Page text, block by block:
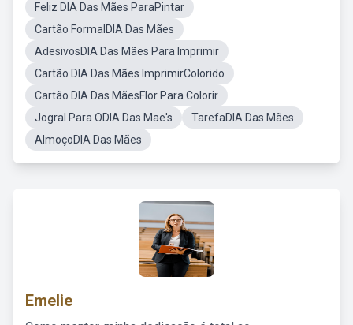
Feliz DIA Das Mães ParaPintar
Cartão FormalDIA Das Mães
AdesivosDIA Das Mães Para Imprimir
Cartão DIA Das Mães ImprimirColorido
Cartão DIA Das MãesFlor Para Colorir
Jogral Para ODIA Das Mae's
TarefaDIA Das Mães
AlmoçoDIA Das Mães
Emelie